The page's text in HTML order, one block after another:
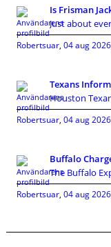
Is Frisman
Just about
Robertsuar, 04 aug
Texans
Houston
Robertsuar, 04 aug
Buffalo
The Buffalo
Robertsuar, 04 aug